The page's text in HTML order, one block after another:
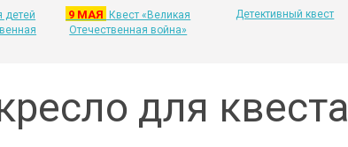
детей
9 МАЯ
Квест «Великая
Отечественная война»
Детективный квест
для квеста